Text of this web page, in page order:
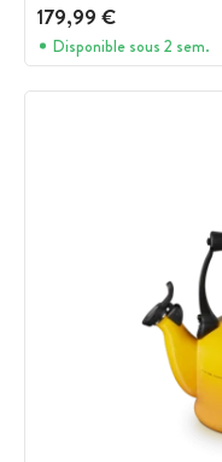
179,99 €
Disponible sous 2 sem.